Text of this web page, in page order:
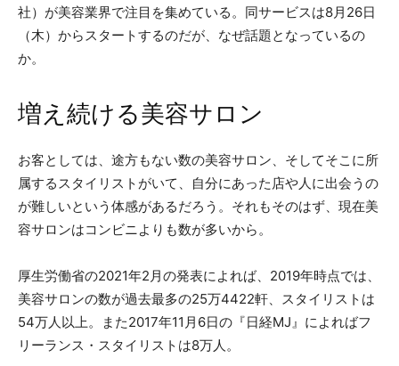
社）が美容業界で注目を集めている。同サービスは8月26日
（木）からスタートするのだが、なぜ話題となっているの
か。
増え続ける美容サロン
お客としては、途方もない数の美容サロン、そしてそこに所
属するスタイリストがいて、自分にあった店や人に出会うの
が難しいという体感があるだろう。それもそのはず、現在美
容サロンはコンビニよりも数が多いから。
厚生労働省の2021年2月の発表によれば、2019年時点では、
美容サロンの数が過去最多の25万4422軒、スタイリストは
54万人以上。また2017年11月6日の『日経MJ』によればフ
リーランス・スタイリストは8万人。